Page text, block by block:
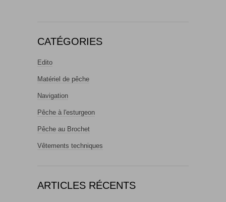
CATÉGORIES
Edito
Matériel de pêche
Navigation
Pêche à l'esturgeon
Pêche au Brochet
Vêtements techniques
ARTICLES RÉCENTS